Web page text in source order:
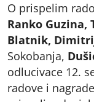
O prispelim
Ranko Guzina,
Blatnik,
Sokobanja,
odlucivace 12.
radove i